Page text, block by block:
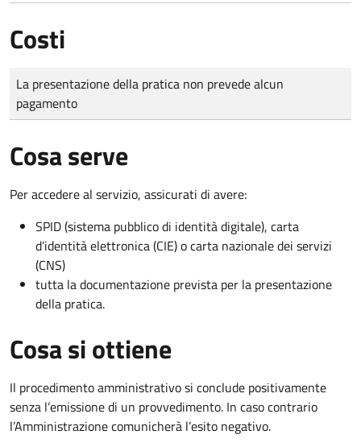
Costi
Tipo di pagamento
Importo
La presentazione della pratica non prevede alcun
pagamento
Cosa serve
Per accedere al servizio, assicurati di avere:
SPID (sistema pubblico di identità digitale), carta
d’identità elettronica (CIE) o carta nazionale dei servizi
(CNS)
tutta la documentazione prevista per la presentazione
della pratica.
Cosa si ottiene
Il procedimento amministrativo si conclude positivamente
senza l’emissione di un provvedimento. In caso contrario
l’Amministrazione comunicherà l’esito negativo.